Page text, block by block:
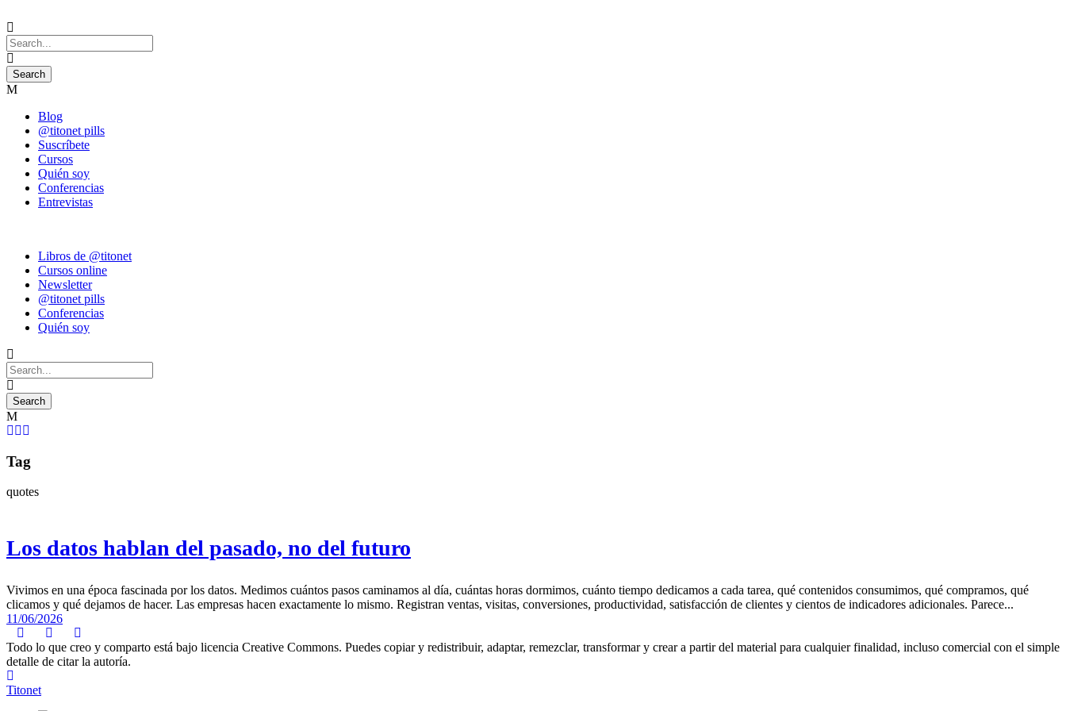
Blog
@titonet pills
Suscríbete
Cursos
Quién soy
Conferencias
Entrevistas
Libros de @titonet
Cursos online
Newsletter
@titonet pills
Conferencias
Quién soy
Tag
quotes
Los datos hablan del pasado, no del futuro
Vivimos en una época fascinada por los datos. Medimos cuántos pasos caminamos al día, cuántas horas dormimos, cuánto tiempo dedicamos a cada tarea, qué contenidos consumimos, qué compramos, qué
clicamos y qué dejamos de hacer. Las empresas hacen exactamente lo mismo. Registran ventas, visitas, conversiones, productividad, satisfacción de clientes y cientos de indicadores adicionales. Parece...
11/06/2026
Todo lo que creo y comparto está bajo licencia Creative Commons. Puedes copiar y redistribuir, adaptar, remezclar, transformar y crear a partir del material para cualquier finalidad, incluso comercial con el simple
detalle de citar la autoría.
Titonet